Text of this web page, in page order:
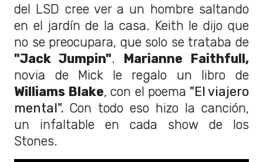
del LSD cree ver a un hombre saltando
en el jardín de la casa. Keith le dijo que
no se preocupara, que solo se trataba de
"Jack Jumpin". Marianne Faithfull,
novia de Mick le regalo un libro de
Williams Blake, con el poema "El viajero
mental". Con todo eso hizo la canción,
un infaltable en cada show de los
Stones.